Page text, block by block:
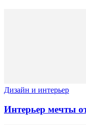
Дизайн и интерьер
Интерьер мечты